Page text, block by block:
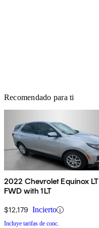
Recomendado para ti
2022 Chevrolet Equinox LT
FWD with 1LT
$12,179 Incierto
Incluye tarifas de conc.